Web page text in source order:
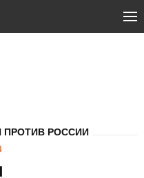
ПРОТИВ РОССИИ